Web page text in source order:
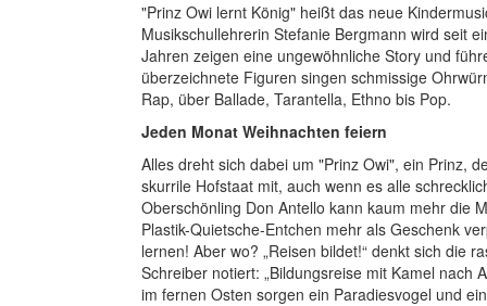
"Prinz Owi lernt König" heißt das neue
Musikschullehrerin Stefanie Bergmann wird seit
Jahren zeigen eine ungewöhnliche Story und
überzeichnete Figuren singen schmissige
Rap, über Ballade, Tarantella, Ethno bis Pop.
Jeden Monat Weihnachten feiern
Alles dreht sich dabei um "Prinz Owi", ein Prinz,
skurrile Hofstaat mit, auch wenn es alle
Oberschönling Don Antello kann kaum mehr die
Plastik-Quietsche-Entchen mehr als Geschenk
lernen! Aber wo? „Reisen bildet!“ denkt sich die
Schreiber notiert: „Bildungsreise mit Kamel nach
im fernen Osten sorgen ein Paradiesvogel und